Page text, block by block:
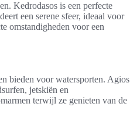
Kedrodasos is een perfecte
een serene sfeer, ideaal voor
omstandigheden voor een
bieden voor watersporten. Agios
jetskiën en
terwijl ze genieten van de